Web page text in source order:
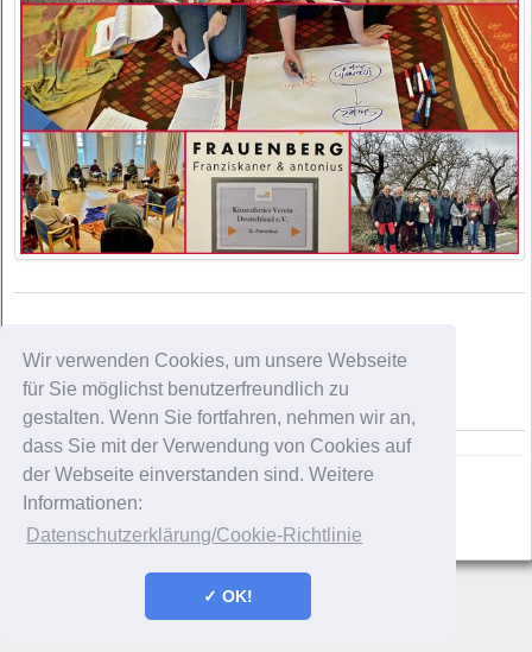
Wir verwenden Cookies, um unsere Webseite
für Sie möglichst benutzerfreundlich zu
gestalten. Wenn Sie fortfahren, nehmen wir an,
dass Sie mit der Verwendung von Cookies auf
der Webseite einverstanden sind. Weitere
Informationen:
Datenschutzerklärung/Cookie-Richtlinie
✓ OK!
Kontakt Impressum Datenschutzerklärung